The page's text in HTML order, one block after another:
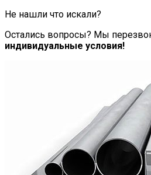
Не нашли что искали?
Остались вопросы? Мы
индивидуальные условия!